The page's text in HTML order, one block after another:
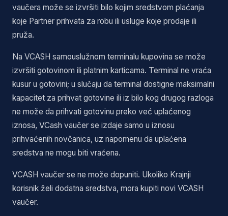
vaučera može se izvršiti bilo kojim sredstvom plaćanja
koje Partner prihvata za robu ili usluge koje prodaje ili
pruža.
Na VCASH samouslužnom terminalu kupovina se može
izvršiti gotovinom ili platnim karticama. Terminal ne vraća
kusur u gotovini; u slučaju da terminal dostigne maksimalni
kapacitet za prihvat gotovine ili iz bilo kog drugog razloga
ne može da prihvati gotovinu preko već uplaćenog
iznosa, VCash vaučer se izdaje samo u iznosu
prihvaćenih novčanica, uz napomenu da uplaćena
sredstva ne mogu biti vraćena.
VCASH vaučer se ne može dopuniti. Ukoliko Krajnji
korisnik želi dodatna sredstva, mora kupiti novi VCASH
vaučer.